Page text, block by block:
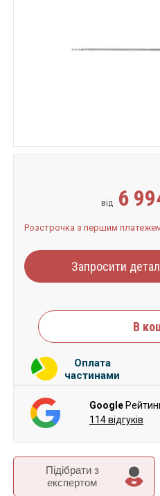
Підібрати з
експертом
від 6
Розстрочка з першим платежем
Запросити
В
Оплата
частинами
Google
114 відгуків